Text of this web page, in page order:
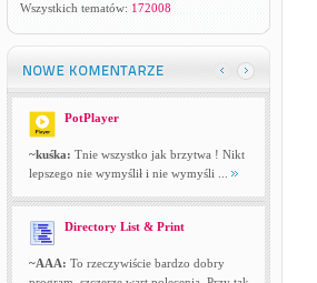
Wszystkich tematów: 172008
PotPlayer
~kuśka: Tnie wszystko jak brzytwa ! Nikt
lepszego nie wymyślił i nie wymyśli ...
Directory List & Print
~AAA: To rzeczywiście bardzo dobry